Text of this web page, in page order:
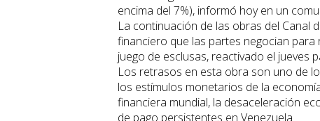
encima del 7%), informó hoy en un
La continuación de las obras del Canal
financiero que las partes negocian
juego de esclusas, reactivado el jueves
Los retrasos en esta obra son uno de
los estímulos monetarios de la
financiera mundial, la desaceleración
de pago persistentes en Venezuela.